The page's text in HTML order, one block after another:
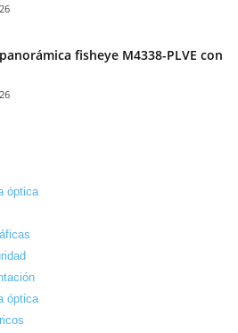
fisheye M4338-PLVE con
óptica
óptica